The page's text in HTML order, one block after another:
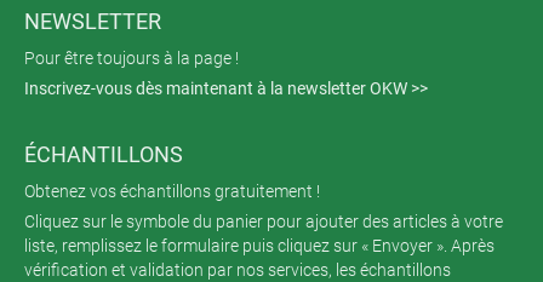
NEWSLETTER
Pour être toujours à la page !
Inscrivez-vous dès maintenant à la newsletter OKW >>
ÉCHANTILLONS
Obtenez vos échantillons gratuitement !
Cliquez sur le symbole du panier pour ajouter des articles à votre
liste, remplissez le formulaire puis cliquez sur « Envoyer ». Après
vérification et validation par nos services, les échantillons